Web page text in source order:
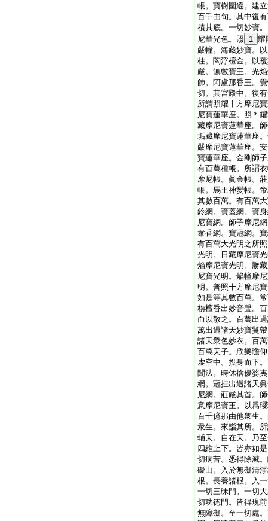
帳。寶樹圍遶。建
百千由旬。其中復
積其底。一切妙寶
尼華光色。照
1 耀
嚴幢。海藏妙寶。
柱。閻浮檀金。以
嚴。無數寶王。光
飾。阿盧那香王。
切。其宮殿中。復
所謂照耀十方摩尼
尼寶蓮華座。照＊
藏摩尼寶蓮華座。
垢藏摩尼寶蓮華座
嚴摩尼寶蓮華座。
寶蓮華座。金剛師
有百萬種帳。所謂
摩尼帳。眞金帳。
帳。馬王神變帳。
其數百萬。有百萬
鈴網。寶蓋網。寶
尼寶網。師子摩尼
衆香網。寶冠網。
有百萬大光明之所
光明。日藏摩尼寶
焔摩尼寶光明。勝
尼寶光明。焔幢摩
明。普照十方摩尼
如是等其數百萬。
栴檀香出妙音聲。
而以散之。百萬出
萬出過諸天妙寶鬘
諸天衆色妙衣。百
百萬天子。欣樂瞻
虚空中。投身而下
聞法。時休捨優婆
網。冠挂出過諸天
尼網。莊嚴其首。
意摩尼寶王。以爲
百千億那由他衆生
衆生。來詣其所。
輔天。自在天。乃
四維上下。皆亦如
切病苦。悉得除滅
礙山。入於無礙清
根。長養諸根。入
一切三昧門。一切
切功徳門。皆得現
無障礙。至一切處